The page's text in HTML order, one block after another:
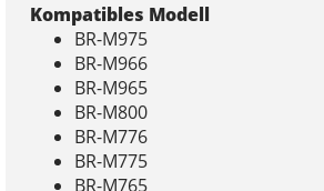
Kompatibles Modell
BR-M975
BR-M966
BR-M965
BR-M800
BR-M776
BR-M775
BR-M765